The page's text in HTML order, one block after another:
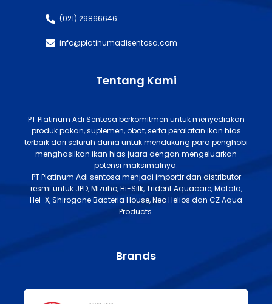
(021) 29866646
info@platinumadisentosa.com
Tentang Kami
PT Platinum Adi Sentosa berkomitmen untuk menyediakan
produk pakan, suplemen, obat, serta peralatan ikan hias
terbaik dari seluruh dunia untuk mendukung para penghobi
menghasilkan ikan hias juara dengan mengeluarkan
potensi maksimalnya.
PT Platinum Adi sentosa menjadi importir dan distributor
resmi untuk JPD, Mizuho, Hi-Silk, Trident Aquacare, Matala,
Hel-X, Shirogane Bacteria House, Neo Helios dan CZ Aqua
Products.
Brands